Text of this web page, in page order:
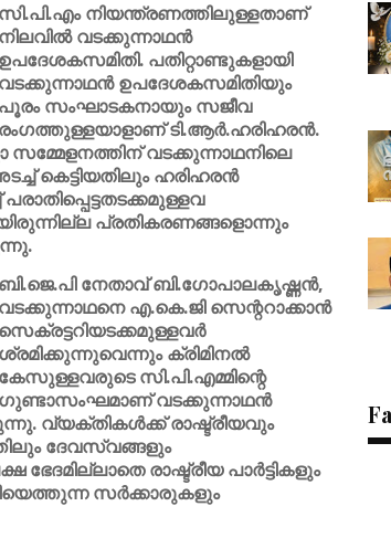
സി.പി.എം നിയന്ത്രണത്തിലുള്ളതാണ്
നിലവിൽ വടക്കുന്നാഥൻ
ഉപദേശകസമിതി. പതിറ്റാണ്ടുകളായി
വടക്കുന്നാഥൻ ഉപദേശകസമിതിയും
പൂരം സംഘാടകനായും സജീവ
രംഗത്തുള്ളയാളാണ് ടി.ആർ.ഹരിഹരൻ.
സമ്മേളനത്തിന് വടക്കുന്നാഥനിലെ
കെട്ടിയതിലും ഹരിഹരൻ
പ്രതികരണങ്ങളൊന്നും
ബി.ജെ.പി നേതാവ് ബി.ഗോപാലകൃഷ്ണൻ,
വടക്കുന്നാഥനെ എ.കെ.ജി സെന്ററാക്കാൻ
സെക്രട്ടറിയടക്കമുള്ളവർ
ശ്രമിക്കുന്നുവെന്നും ക്രിമിനൽ
കേസുള്ളവരുടെ സി.പി.എമ്മിന്റെ
ഗുണ്ടാസംഘമാണ് വടക്കുന്നാഥൻ
വ്യക്തികൾക്ക് രാഷ്ട്രീയവും
ദേവസ്വങ്ങളും
രാഷ്ട്രീയ പാർട്ടികളും
സർക്കാരുകളും